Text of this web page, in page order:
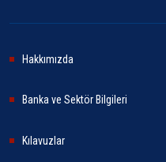
Hakkımızda
Banka ve Sektör Bilgileri
Kılavuzlar